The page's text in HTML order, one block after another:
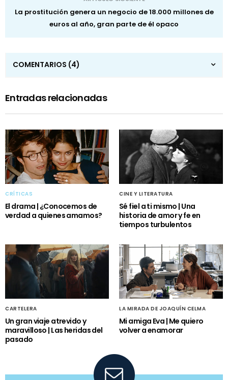
La prostitución genera un negocio de 18.000 millones de
euros al año, gran parte de él opaco
COMENTARIOS (4)
Entradas relacionadas
CRÍTICAS
El drama | ¿Conocemos de
verdad a quienes amamos?
CINE Y LITERATURA
Sé fiel a ti mismo | Una
historia de amor y fe en
tiempos turbulentos
CARTELERA
Un gran viaje atrevido y
maravilloso | Las heridas del
pasado
LA MIRADA DE JOAQUÍN CELMA
Mi amiga Eva | Me quiero
volver a enamorar